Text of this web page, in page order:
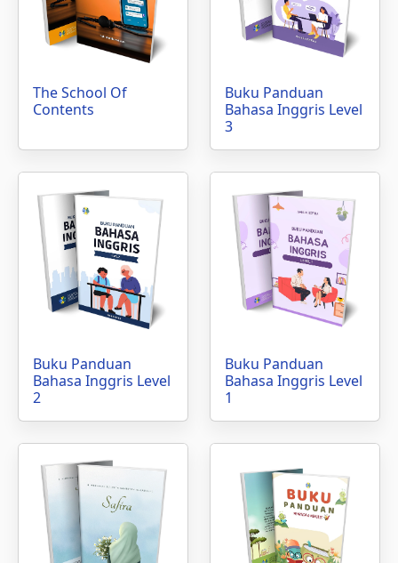
The School Of
Contents
Buku Panduan
Bahasa Inggris Level
3
Buku Panduan
Bahasa Inggris Level
2
Buku Panduan
Bahasa Inggris Level
1